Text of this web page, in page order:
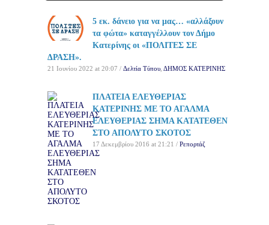
5 εκ. δάνειο για να μας… «αλλάξουν
τα φώτα» καταγγέλλουν τον Δήμο
Κατερίνης οι «ΠΟΛΙΤΕΣ ΣΕ
ΔΡΑΣΗ».
21 Ιουνίου 2022 at 20:07 / Δελτία Τύπου ΔΗΜΟΣ ΚΑΤΕΡΙΝΗΣ
ΠΛΑΤΕΙΑ ΕΛΕΥΘΕΡΙΑΣ
ΚΑΤΕΡΙΝΗΣ ΜΕ ΤΟ ΑΓΑΛΜΑ
ΕΛΕΥΘΕΡΙΑΣ ΣΗΜΑ ΚΑΤΑΤΕΘΕΝ
ΣΤΟ ΑΠΟΛΥΤΟ ΣΚΟΤΟΣ
17 Δεκεμβρίου 2016 at 21:21 / Ρεπορτάζ